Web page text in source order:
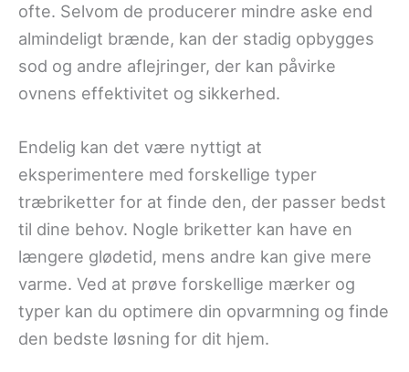
ofte. Selvom de producerer mindre aske end
almindeligt brænde, kan der stadig opbygges
sod og andre aflejringer, der kan påvirke
ovnens effektivitet og sikkerhed.
Endelig kan det være nyttigt at
eksperimentere med forskellige typer
træbriketter for at finde den, der passer bedst
til dine behov. Nogle briketter kan have en
længere glødetid, mens andre kan give mere
varme. Ved at prøve forskellige mærker og
typer kan du optimere din opvarmning og finde
den bedste løsning for dit hjem.